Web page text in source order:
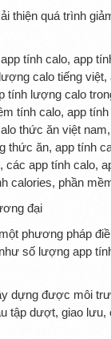
thiện quá trình
đại
phương pháp
số lượng app
dựng được môi
tập dượt, giao